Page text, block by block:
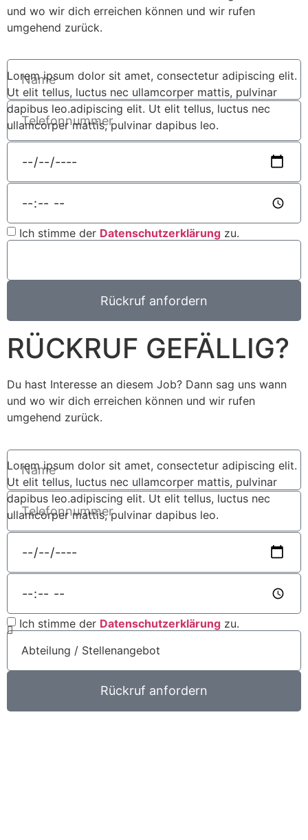
und wo wir dich erreichen können und wir rufen
umgehend zurück.
Lorem ipsum dolor sit amet, consectetur adipiscing elit.
Ut elit tellus, luctus nec ullamcorper mattis, pulvinar
dapibus leo.adipiscing elit. Ut elit tellus, luctus nec
ullamcorper mattis, pulvinar dapibus leo.
Ich stimme der Datenschutzerklärung zu.
Rückruf anfordern
RÜCKRUF GEFÄLLIG?
Du hast Interesse an diesem Job? Dann sag uns wann
und wo wir dich erreichen können und wir rufen
umgehend zurück.
Lorem ipsum dolor sit amet, consectetur adipiscing elit.
Ut elit tellus, luctus nec ullamcorper mattis, pulvinar
dapibus leo.adipiscing elit. Ut elit tellus, luctus nec
ullamcorper mattis, pulvinar dapibus leo.
Ich stimme der Datenschutzerklärung zu.
Rückruf anfordern